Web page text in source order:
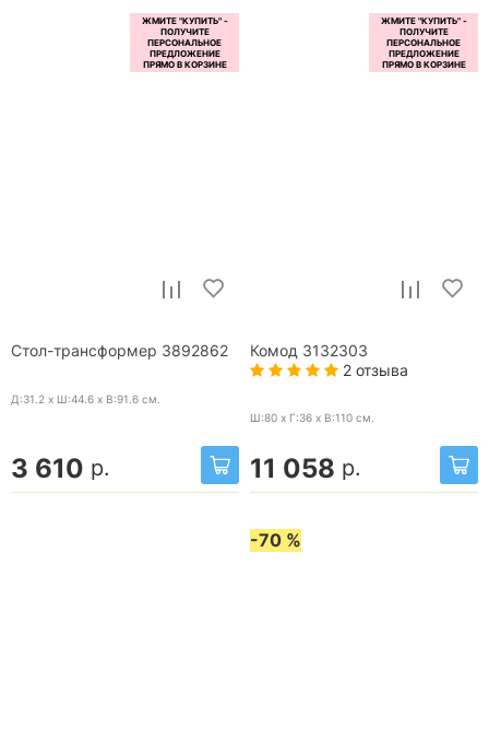
Стол-трансформер 3892862
Д:31.2 x Ш:44.6 x В:91.6 см.
3 610 р.
Комод 3132303
2 отзыва
Ш:80 x Г:36 x В:110 см.
11 058 р.
-70 %